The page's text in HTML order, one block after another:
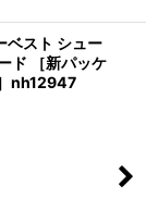
ベスト シュー
ド ［新パッケ
nh12947